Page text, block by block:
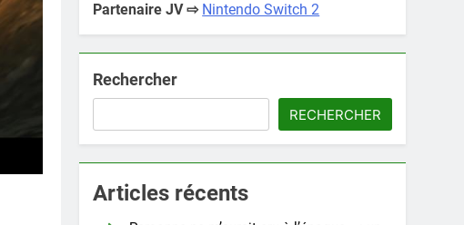
Partenaire JV ⇨ Nintendo Switch 2
Rechercher
RECHERCHER
Articles récents